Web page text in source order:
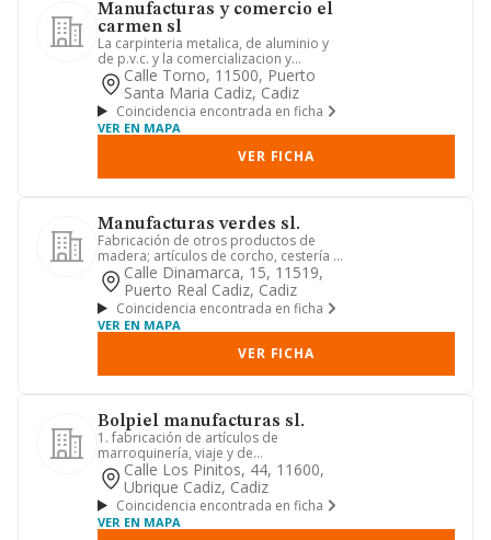
Manufacturas y comercio el
carmen sl
La carpinteria metalica, de aluminio y
de p.v.c. y la comercializacion y
montaje de las mismas. fab...
Calle Torno, 11500, Puerto
Santa Maria Cadiz, Cadiz
Coincidencia encontrada en ficha
VER EN MAPA
VER FICHA
Manufacturas verdes sl.
Fabricación de otros productos de
madera; artículos de corcho, cestería y
espartería
Calle Dinamarca, 15, 11519,
Puerto Real Cadiz, Cadiz
Coincidencia encontrada en ficha
VER EN MAPA
VER FICHA
Bolpiel manufacturas sl.
1. fabricación de artículos de
marroquinería, viaje y de
guarnicioneria y talabartería, con
código ...
Calle Los Pinitos, 44, 11600,
Ubrique Cadiz, Cadiz
Coincidencia encontrada en ficha
VER EN MAPA